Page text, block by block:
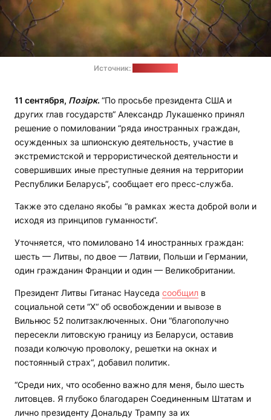
Источник:
11 сентября, Позірк. “По просьбе президента США и
других глав государств“ Александр Лукашенко принял
решение о помиловании “ряда иностранных граждан,
осужденных за шпионскую деятельность, участие в
экстремистской и террористической деятельности и
совершивших иные преступные деяния на территории
Республики Беларусь“, сообщает его пресс-служба.
Также это сделано якобы “в рамках жеста доброй воли и
исходя из принципов гуманности“.
Уточняется, что помиловано 14 иностранных граждан:
шесть — Литвы, по двое — Латвии, Польши и Германии,
один гражданин Франции и один — Великобритании.
Президент Литвы Гитанас Науседа сообщил в
социальной сети “X“ об освобождении и вывозе в
Вильнюс 52 политзаключенных. Они “благополучно
пересекли литовскую границу из Беларуси, оставив
позади колючую проволоку, решетки на окнах и
постоянный страх“, добавил политик.
“Среди них, что особенно важно для меня, было шесть
литовцев. Я глубоко благодарен Соединенным Штатам и
лично президенту Дональду Трампу за их